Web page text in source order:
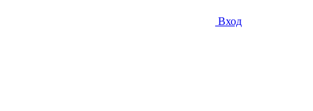
Вход